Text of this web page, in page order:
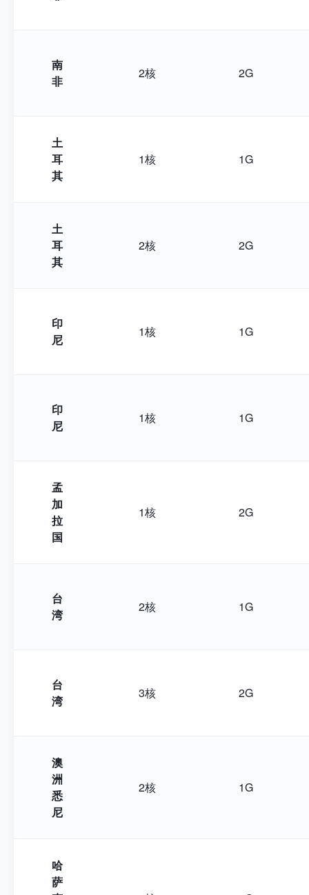
南
非
2核 2G
土
耳
其
1核 1G
土
耳
其
2核 2G
印
尼
1核 1G
印
尼
1核 1G
孟
加
拉
国
1核 2G
台
湾
2核 1G
台
湾
3核 2G
澳
洲
悉
尼
2核 1G
哈
萨